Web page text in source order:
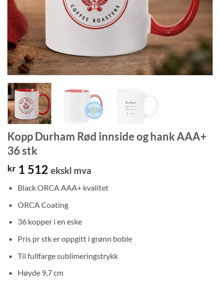
Kopp Durham Rød innside og hank AAA+
36 stk
kr 1 512 ekskl mva
Black ORCA AAA+ kvalitet
ORCA Coating
36 kopper i en eske
Pris pr stk er oppgitt i grønn boble
Til fullfarge sublimeringstrykk
Høyde 9,7 cm